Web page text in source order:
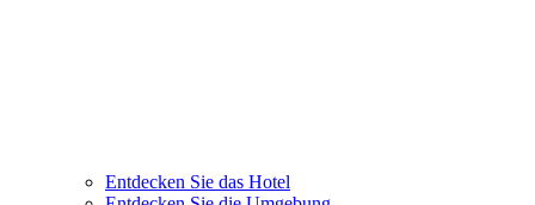
Entdecken Sie das Hotel